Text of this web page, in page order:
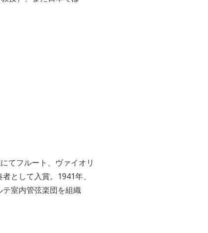
てフルート、ヴァイオリ
として入賞。 1941年、
室内管弦楽団を組織